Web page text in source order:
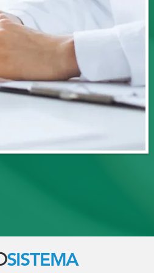
SISTEMA